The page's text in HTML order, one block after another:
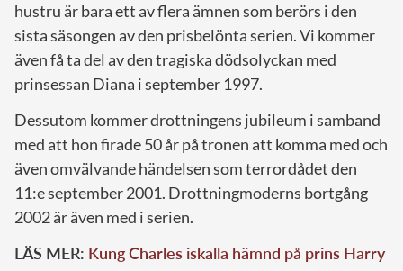
hustru är bara ett av flera ämnen som berörs i den
sista säsongen av den prisbelönta serien. Vi kommer
även få ta del av den tragiska dödsolyckan med
prinsessan Diana i september 1997.
Dessutom kommer drottningens jubileum i samband
med att hon firade 50 år på tronen att komma med och
även omvälvande händelsen som terrordådet den
11:e september 2001. Drottningmoderns bortgång
2002 är även med i serien.
LÄS MER: Kung Charles iskalla hämnd på prins Harry